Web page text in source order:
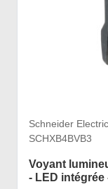
Schneider Electric
SCHXB4BVB3
Voyant
- LED intégrée